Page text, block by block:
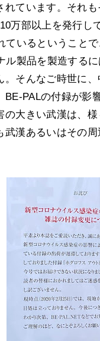
ています。それ
万部以上を発行し
いるということ
ル製品を製造する
。そんなご時世に
PALの付録が影
大きい武漢は、
漢あるいはその